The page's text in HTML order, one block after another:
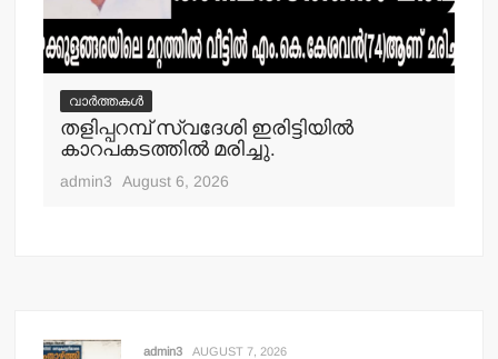
വാർത്തകൾ
തളിപ്പറമ്പ് സ്വദേശി ഇരിട്ടിയില്‍
കാറപകടത്തില്‍ മരിച്ചു.
admin3 August 6, 2026
admin3 AUGUST 7, 2026